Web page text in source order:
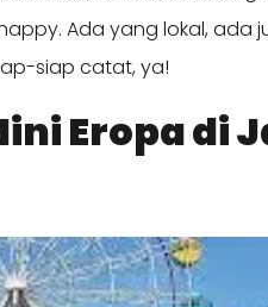
Ada yang lokal, ada
siap catat, ya!
Eropa di